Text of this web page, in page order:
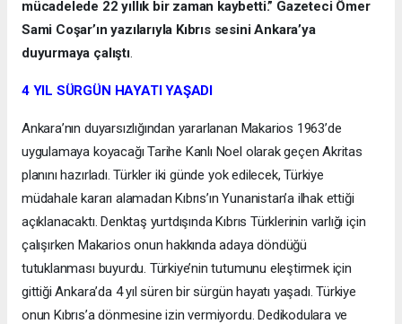
mücadelede 22 yıllık bir zaman kaybetti.” Gazeteci Ömer
Sami Coşar’ın yazılarıyla Kıbrıs sesini Ankara’ya
duyurmaya çalıştı.
4 YIL SÜRGÜN HAYATI YAŞADI
Ankara’nın duyarsızlığından yararlanan Makarios 1963’de
uygulamaya koyacağı Tarihe Kanlı Noel olarak geçen Akritas
planını hazırladı. Türkler iki günde yok edilecek, Türkiye
müdahale kararı alamadan Kıbrıs’ın Yunanistan’a ilhak ettiği
açıklanacaktı. Denktaş yurtdışında Kıbrıs Türklerinin varlığı için
çalışırken Makarios onun hakkında adaya döndüğü
tutuklanması buyurdu. Türkiye’nin tutumunu eleştirmek için
gittiği Ankara’da 4 yıl süren bir sürgün hayatı yaşadı. Türkiye
onun Kıbrıs’a dönmesine izin vermiyordu. Dedikodulara ve